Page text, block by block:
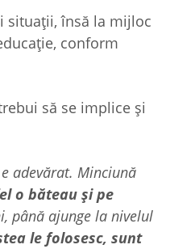
situații, însă la mijloc
conform
să se implice și
adevărat. Minciună
o băteau și pe
până ajunge la nivelul
le folosesc, sunt